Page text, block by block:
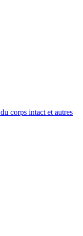
corps intact et autres